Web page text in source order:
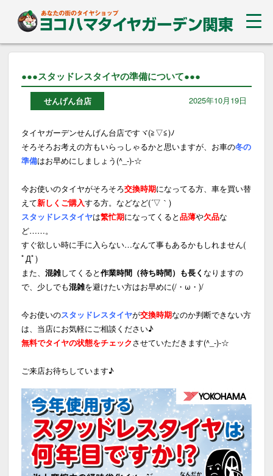
●●●スタッドレスタイヤの準備について●●●
せんげん台店 2025年10月19日
タイヤガーデンせんげん台店ですヾ(≧▽≦)ﾉ
そろそろお考えの方もいらっしゃるかと思いますが、お車の冬の
準備はお早めにしましょう(^_-)-☆
今お使いのタイヤがそろそろ交換時期になってる方、車を買い替
えて新しくご購入する方。などなど(´▽｀)
スタッドレスタイヤは繁忙期になってくると品薄や欠品な
ど……。
すぐ欲しい時に手に入らない…なんて事もあるかもしれません(
ﾟДﾟ)
また、混雑してくると作業時間（待ち時間）も長くなりますの
で、少しでも混雑を避けたい方はお早めに(/・ω・)/
今お使いのスタッドレスタイヤが交換時期なのか判断できない方
は、当店にお気軽にご相談ください♪
無料でタイヤの状態をチェックさせていただきます(^_-)-☆
ご来店お待ちしています♪